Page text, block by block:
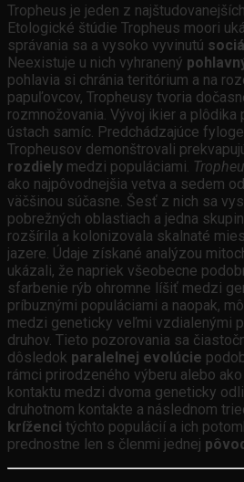
Tropheus je jeden z
Etologické štúdie Tropheus moori
správania sa a vysoko vyvinutú
Neexistuje u nich vyhranený
pohlavia si chránia teritórium a na
papuľovcov, Tropheusy tvoria
rozmnožovania. Vývoj ikier a plôdika
ústach samíc. Predchádzajúce
Tropheusov demonštrovali
rozdiely medzi populáciami.
ako najpôvodnejšia vetva a sedem
väčšinou súčasne. Šesť z nich sa
pobrežných oblastiach a jedna
rozšírila a kolonizovala skalnaté
jazere. Údaje získané analýzou
ukázali, že napriek všeobecne
sfarbenie rýb ohromne líšiť medzi
príbuznými populáciami a naopak,
medzi geneticky veľmi vzdialenými
druhov. Tieto pozorovania sa
dôsledok paralelnej evolúcie
rámci prirodzeného výberu alebo
kontaktu medzi dvoma geneticky
druhotnom kontakte a následnom
kríženci týchto populácií a ich
prednostne len s členmi jednej